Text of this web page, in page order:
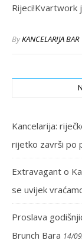
Rijeci!Kvartwork
ByKANCELARIJA BAR
Kancelarija:
rijetko završi po
Extravagant o
se uvijek
Proslava
Brunch Bara 14/